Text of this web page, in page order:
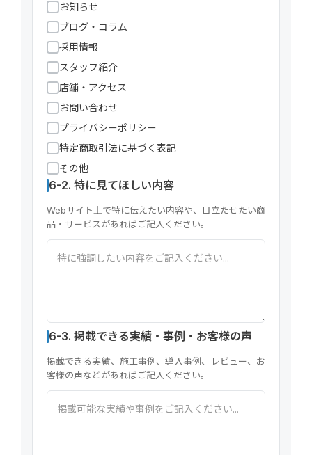
お知らせ
ブログ・コラム
採用情報
スタッフ紹介
店舗・アクセス
お問い合わせ
プライバシーポリシー
特定商取引法に基づく表記
その他
6-2. 特に見てほしい内容
Webサイト上で特に伝えたい内容や、目立たせたい商
品・サービスがあればご記入ください。
6-3. 掲載できる実績・事例・お客様の声
掲載できる実績、施工事例、導入事例、レビュー、お
客様の声などがあればご記入ください。